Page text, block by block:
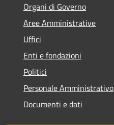
Organi di Governo
Aree Amministrative
Uffici
Enti e fondazioni
Politici
Personale Amministrativo
Documenti e dati